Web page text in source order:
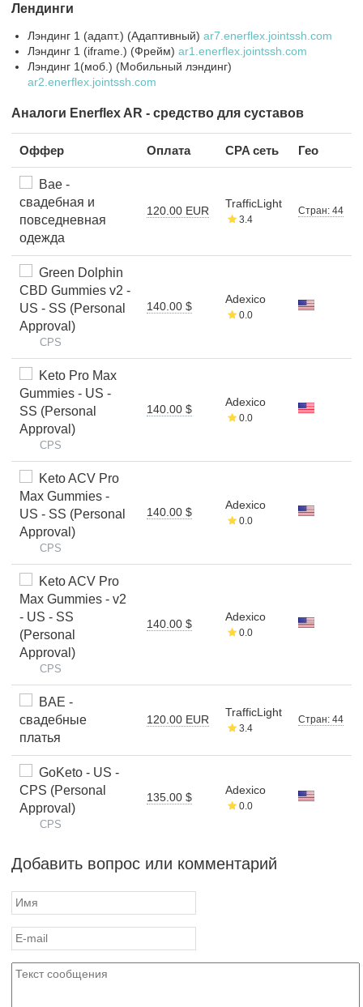
Лендинги
Лэндинг 1 (адапт.) (Адаптивный) ar7.enerflex.jointssh.com
Лэндинг 1 (iframe.) (Фрейм) ar1.enerflex.jointssh.com
Лэндинг 1(моб.) (Мобильный лэндинг)
ar2.enerflex.jointssh.com
Аналоги Enerflex AR - средство для суставов
Оффер Оплата CPA сеть Гео
Bae -
свадебная и
повседневная
одежда
120.00 EUR
TrafficLight
3.4
Стран: 44
Green Dolphin
CBD Gummies v2 -
US - SS (Personal
Approval)
CPS
140.00 $
Adexico
0.0
Keto Pro Max
Gummies - US -
SS (Personal
Approval)
CPS
140.00 $
Adexico
0.0
Keto ACV Pro
Max Gummies -
US - SS (Personal
Approval)
CPS
140.00 $
Adexico
0.0
Keto ACV Pro
Max Gummies - v2
- US - SS
(Personal
Approval)
CPS
140.00 $
Adexico
0.0
BAE -
свадебные
платья
120.00 EUR
TrafficLight
3.4
Стран: 44
GoKeto - US -
CPS (Personal
Approval)
CPS
135.00 $
Adexico
0.0
Добавить вопрос или комментарий